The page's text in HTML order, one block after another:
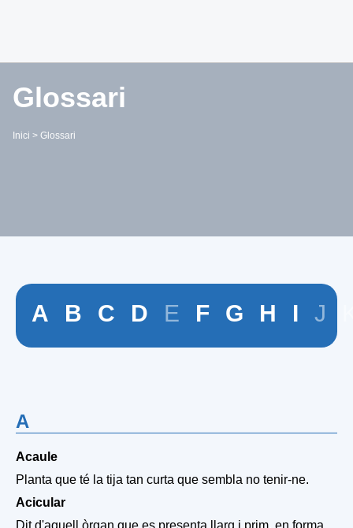
Glossari
Inici > Glossari
A B C D E F G H I J
A
Acaule
Planta que té la tija tan curta que sembla no tenir-ne.
Acicular
Dit d'aquell òrgan que es presenta llarg i prim, en forma